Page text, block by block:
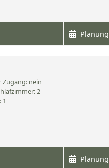
Planung
Zugang: nein
2
1
Planung